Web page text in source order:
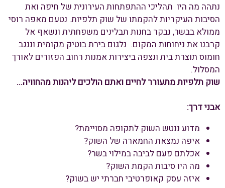
נתהה מה היו תהליכי ההתפתחות העירונית של חיפה ואת
הסיבות העיקריות להקמתו של שוק תלפיות. נטעם מאפה רוסי
ממולא בבשר, נבקר בחנות תבלינים משפחתית ונשאף אל
קרבנו את ניחוחות המקום. נלגום בירת בוטיק מקומית וננגב
חומוס תוצרת בית ונצפה ביצירות אמנות רחוב הפזורים לאורך
המסלול.
שוק תלפיות מתעורר לחיים ואתם הולכים ליהנות מהחוויה...
אבני דרך:
מדוע ננטש השוק לתקופה מסויימת?
איפה נמצאת החמארה של השוק?
אכלתם פעם לביבה במילוי בשר?
מה היו סיבות הקמת השוק?
איזה עסק קאופרטיבי חברתי יש בשוק?